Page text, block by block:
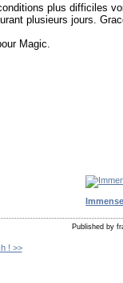
plus difficiles
plusieurs jours.
Magic.
Published by
! >>